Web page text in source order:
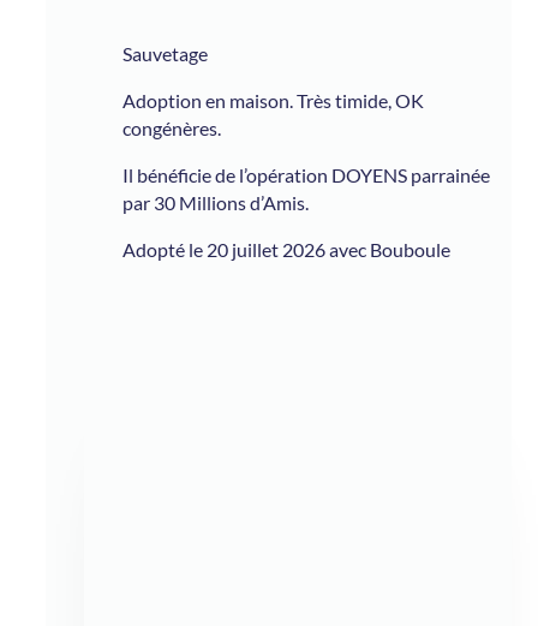
Sauvetage
Adoption en maison. Très timide, OK
congénères.
Il bénéficie de l’opération DOYENS parrainée
par 30 Millions d’Amis.
Adopté le 20 juillet 2026 avec Bouboule